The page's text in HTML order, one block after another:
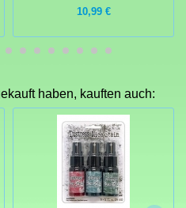
10,99 €
haben, kauften auch: